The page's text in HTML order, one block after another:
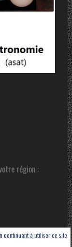
région :
continuant à utiliser ce site